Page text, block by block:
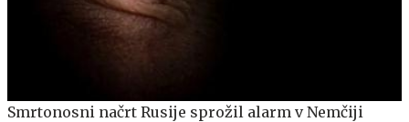
Smrtonosni načrt Rusije sprožil alarm v Nemčiji